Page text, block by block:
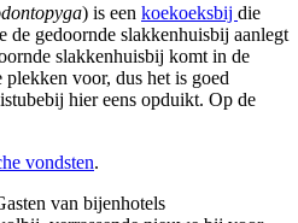
) is een koekoeksbij die
de gedoornde slakkenhuisbij aanlegt
slakkenhuisbij komt in de
voor, dus het is goed
hier eens opduikt. Op de
vondsten.
van bijenhotels